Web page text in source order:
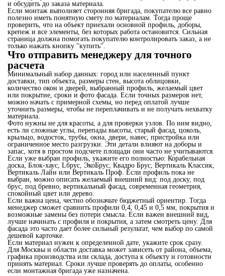
и обсудить до заказа материала.
Если монтаж выполняет сторонняя бригада, покупателю все равно
полезно иметь понятную смету по материалам. Тогда проще
проверить, что на объект приехали основной профиль, доборы,
крепеж и все элементы, без которых работа остановится. Сильная
страница должна помогать покупателю контролировать заказ, а не
только нажать кнопку "купить".
Что отправить менеджеру для точного
расчета
Минимальный набор данных: город или населенный пункт
доставки, тип объекта, размеры стен, высота облицовки,
количество окон и дверей, выбранный профиль, желаемый цвет
или покрытие, сроки и фото фасада. Если точных размеров нет,
можно начать с примерной схемы, но перед оплатой лучше
уточнить размеры, чтобы не переплачивать и не получать нехватку
материала.
Фото нужны не для красоты, а для проверки узлов. По ним видно,
есть ли сложные углы, перепады высоты, старый фасад, цоколь,
крыльцо, водосток, трубы, окна, двери, навес, пристройка или
ограниченное место разгрузки. Эти детали влияют на доборы и
запас, хотя в простом подсчете площади они часто не учитываются.
Если уже выбран профиль, укажите его полностью: Корабельная
доска, Блок-хаус, Lбрус, ЭкоБрус, Квадро Брус, Вертикаль Классик,
Вертикаль Лайн или Вертикаль Проф. Если профиль пока не
выбран, можно описать желаемый внешний вид: под доску, под
брус, под бревно, вертикальный фасад, современная геометрия,
спокойный цвет или дерево.
Если важна цена, честно обозначьте бюджетный ориентир. Тогда
менеджер сможет сравнить профили 0,4, 0,45 и 0,5 мм, покрытия и
возможные замены без потери смысла. Если важен внешний вид,
лучше начинать с профиля и покрытия, а затем смотреть цену. Для
фасада это часто дает более сильный результат, чем выбор по самой
дешевой карточке.
Если материал нужен к определенной дате, укажите срок сразу.
Для Москвы и области доставка может зависеть от района, объема,
графика производства или склада, доступа к объекту и готовности
принять материал. Сроки лучше проверять до оплаты, особенно
если монтажная бригада уже назначена.